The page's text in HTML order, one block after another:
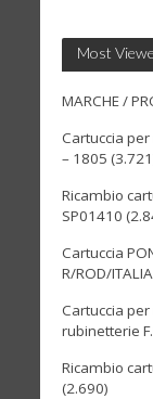
Most
MARCHE /
Cartuccia
– 1805
Ricambio
SP01410
Cartuccia
R/ROD/
Cartuccia
rubinetterie
Ricambio
(2.690)